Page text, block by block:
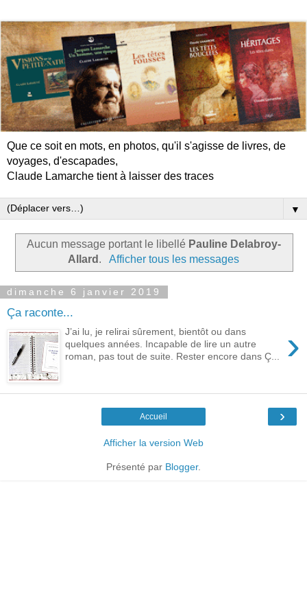
Que ce soit en mots, en photos, qu'il s'agisse de livres, de
voyages, d'escapades,
Claude Lamarche tient à laisser des traces
▼
Aucun message portant le libellé Pauline Delabroy-
Allard . Afficher tous les messages
dimanche 6 janvier 2019
Ça raconte...
›
J’ai lu, je relirai sûrement, bientôt ou dans
quelques années. Incapable de lire un autre
roman, pas tout de suite. Rester encore dans Ç...
›
Accueil
Afficher la version Web
Présenté par Blogger.